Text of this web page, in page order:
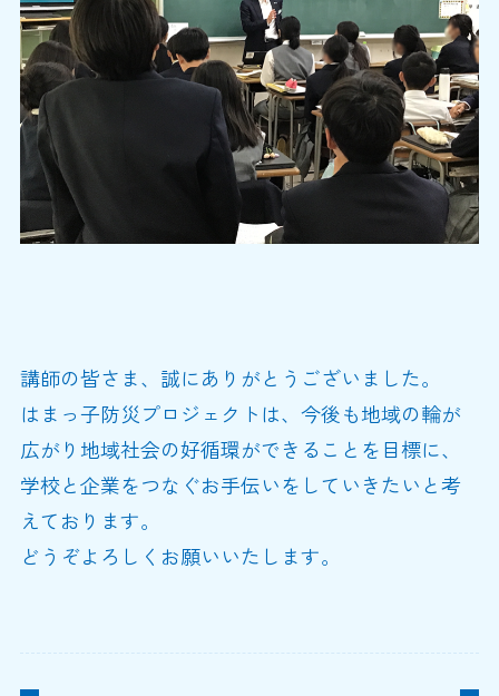
講師の皆さま、誠にありがとうございました。
はまっ子防災プロジェクトは、今後も地域の輪が
広がり地域社会の好循環ができることを目標に、
学校と企業をつなぐお手伝いをしていきたいと考
えております。
どうぞよろしくお願いいたします。